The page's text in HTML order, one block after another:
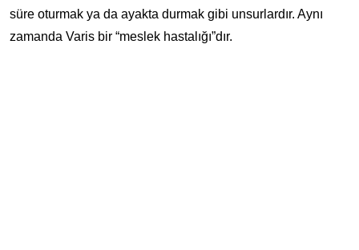
süre oturmak ya da ayakta durmak gibi unsurlardır. Aynı
zamanda Varis bir “meslek hastalığı”dır.